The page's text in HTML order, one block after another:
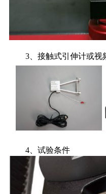
3、接触式引伸计或视
4、试验条件